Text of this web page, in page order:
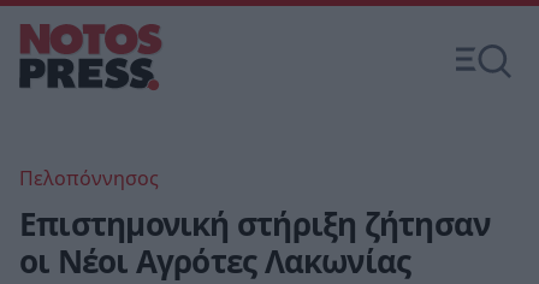
Πελοπόννησος
Επιστημονική στήριξη ζήτησαν
οι Νέοι Αγρότες Λακωνίας